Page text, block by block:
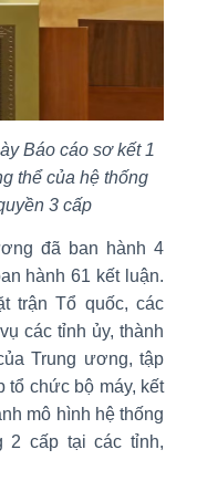
Báo cáo sơ kết 1
thể của hệ thống
3 cấp
đã ban hành 4
hành 61 kết luận.
trận Tổ quốc, các
các tỉnh ủy, thành
Trung ương, tập
tổ chức bộ máy, kết
mô hình hệ thống
2 cấp tại các tỉnh,